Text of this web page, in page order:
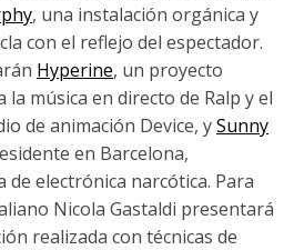
, una instalación orgánica y
con el reflejo del espectador.
Hyperine, un proyecto
música en directo de Ralp y el
de animación Device, ySunny
en Barcelona,
electrónica narcótica. Para
Nicola Gastaldi presentará
realizada con técnicas de